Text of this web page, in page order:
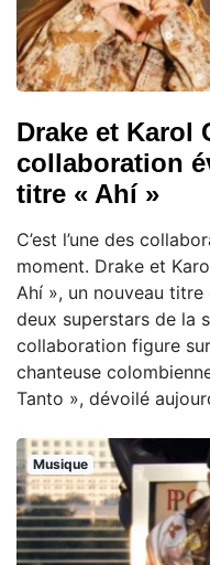
Drake et Karol
collaboration
titre « Ahí »
C’est l’une des
moment. Drake et
Ahí », un nouveau
deux superstars de la
collaboration figure
chanteuse
Tanto », dévoilé
Musique